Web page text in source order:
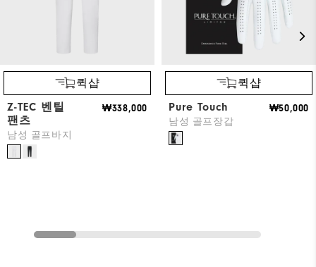
퀵샵
Z-TEC 벤틸
팬츠
남성 골프바지
₩338,000
퀵샵
Pure Touch
남성 골프장갑
₩50,000